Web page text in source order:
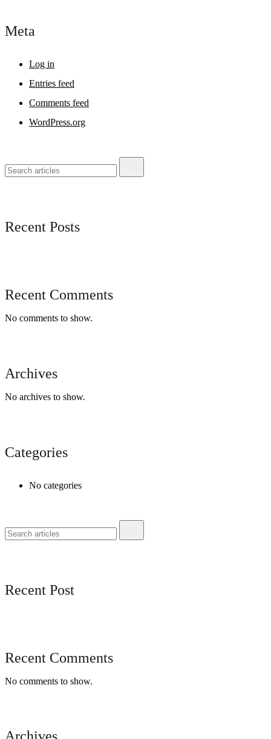
Meta
Log in
Entries feed
Comments feed
WordPress.org
Recent Posts
Recent Comments
No comments to show.
Archives
No archives to show.
Categories
No categories
Recent Post
Recent Comments
No comments to show.